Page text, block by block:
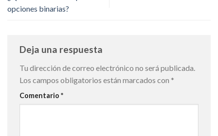
opciones binarias?
Deja una respuesta
Tu dirección de correo electrónico no será publicada.
Los campos obligatorios están marcados con *
Comentario *